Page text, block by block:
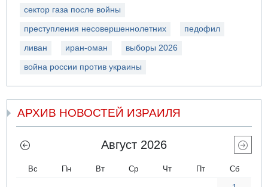
сектор газа после войны
преступления несовершеннолетних педофил
ливан иран-оман выборы 2026
война россии против украины
АРХИВ НОВОСТЕЙ ИЗРАИЛЯ
Август 2026
Вс Пн Вт Ср Чт Пт Сб